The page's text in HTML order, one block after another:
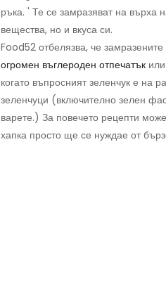
ръка. ' Те се замразяват на върха
вещества, но и вкуса си.
Food52 отбелязва, че
огромен въглероден отпечатък
когато въпросният зеленчук е на
зеленчуци (включително зелен
варете.) За повечето рецепти
хапка просто ще се нуждае от